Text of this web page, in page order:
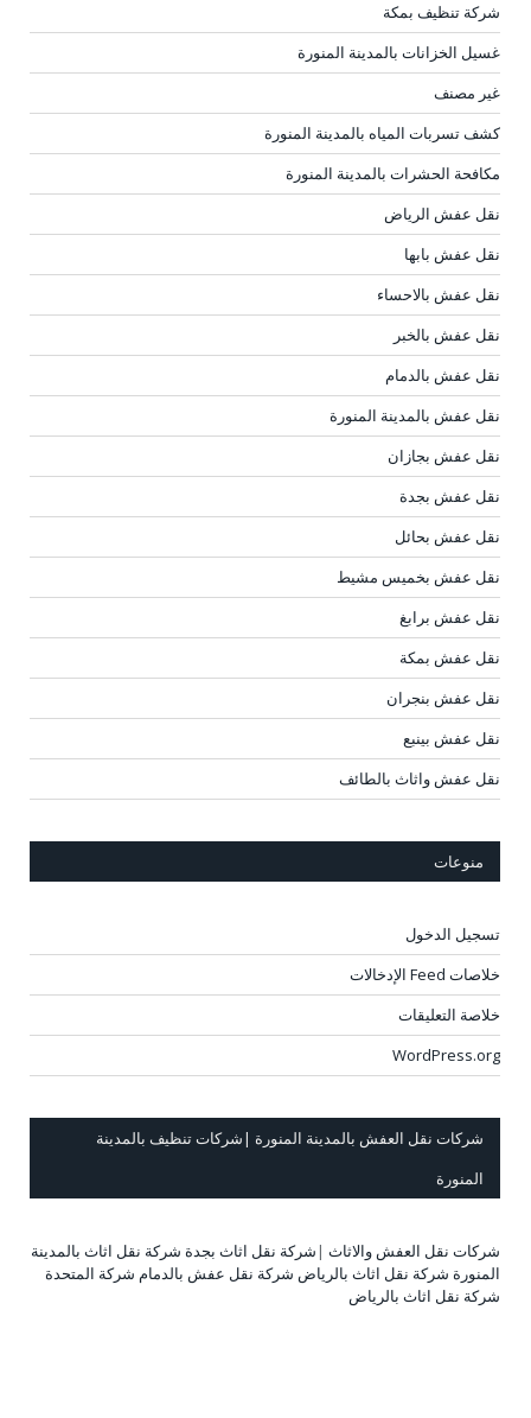
شركة تنظيف بمكة
غسيل الخزانات بالمدينة المنورة
غير مصنف
كشف تسربات المياه بالمدينة المنورة
مكافحة الحشرات بالمدينة المنورة
نقل عفش الرياض
نقل عفش بابها
نقل عفش بالاحساء
نقل عفش بالخبر
نقل عفش بالدمام
نقل عفش بالمدينة المنورة
نقل عفش بجازان
نقل عفش بجدة
نقل عفش بحائل
نقل عفش بخميس مشيط
نقل عفش برابغ
نقل عفش بمكة
نقل عفش بنجران
نقل عفش بينبع
نقل عفش واثاث بالطائف
منوعات
تسجيل الدخول
خلاصات Feed الإدخالات
خلاصة التعليقات
WordPress.org
شركات نقل العفش بالمدينة المنورة |شركات تنظيف بالمدينة
المنورة
شركات نقل العفش والاثاث | شركة نقل اثاث بجدة شركة نقل اثاث بالمدينة
المنورة شركة نقل اثاث بالرياض شركة نقل عفش بالدمام شركة المتحدة
شركة نقل اثاث بالرياض